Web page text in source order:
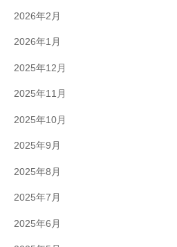
2026年2月
2026年1月
2025年12月
2025年11月
2025年10月
2025年9月
2025年8月
2025年7月
2025年6月